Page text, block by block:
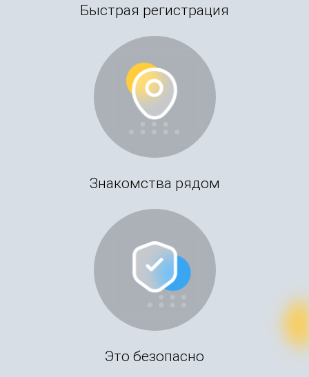
Быстрая регистрация
Знакомства рядом
Это безопасно